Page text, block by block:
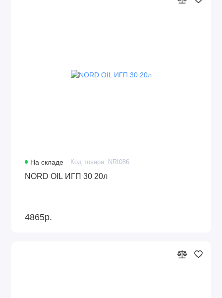
На складе Код товара: NRI086
NORD OIL ИГП 30 20л
4865р.